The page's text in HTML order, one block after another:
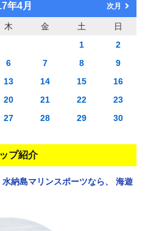
年4月 次月
木 金 土
日
1
2
6 7 8
9
13 14 15
16
20 21 22
23
27 28 29 30
プ紹介
水納島マリンスポーツなら、
海遊